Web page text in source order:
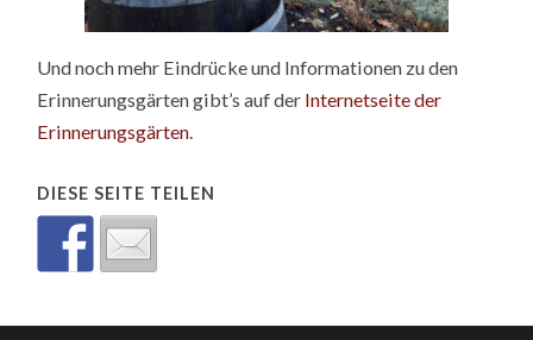
Und noch mehr Eindrücke und Informationen zu den
Erinnerungsgärten gibt’s auf der Internetseite der
Erinnerungsgärten
DIESE SEITE TEILEN